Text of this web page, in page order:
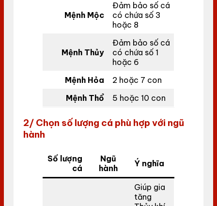
Mệnh Mộc
Đảm bảo số cá
có chứa số 3
hoặc 8
Mệnh Thủy
Đảm bảo số cá
có chứa số 1
hoặc 6
Mệnh Hỏa
2 hoặc 7 con
Mệnh Thổ
5 hoặc 10 con
2/ Chọn số lượng cá phù hợp với ngũ
hành
Số lượng
cá
Ngũ
hành
Ý nghĩa
Giúp gia
tăng